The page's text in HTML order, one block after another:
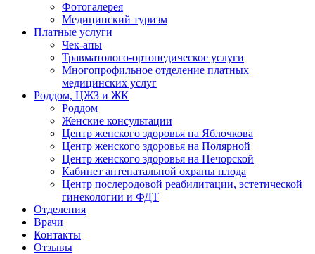
Фотогалерея
Медицинский туризм
Платные услуги
Чек-апы
Травматолого-ортопедическое услуги
Многопрофильное отделение платных
медицинских услуг
Роддом, ЦЖЗ и ЖК
Роддом
Женские консультации
Центр женского здоровья на Яблочкова
Центр женского здоровья на Полярной
Центр женского здоровья на Печорской
Кабинет антенатальной охраны плода
Центр послеродовой реабилитации, эстетической
гинекологии и ФДТ
Отделения
Врачи
Контакты
Отзывы